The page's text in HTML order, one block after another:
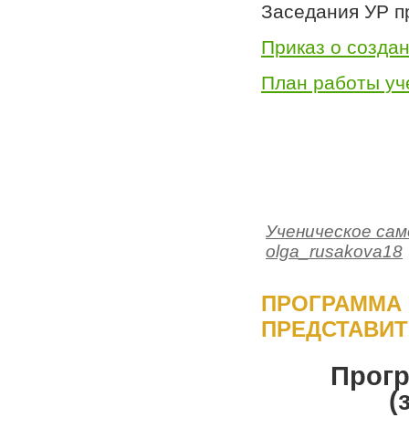
Заседания УР
Приказ о
План работы
Ученическое
olga_rusakova18